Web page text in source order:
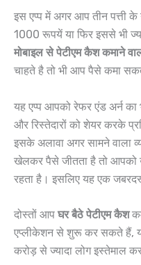
इस एप्प में अगर आप तीन पत्ती
1000 रूपयें या फिर इससे भी
मोबाइल से पेटीएम कैश कमाने
चाहते है तो भी आप पैसे कमा
यह एप्प आपको रेफर एंड अर्न का
और रिस्तेदारों को शेयर करके
इसके अलावा अगर सामने वाला
खेलकर पैसे जीतता है तो आपको
रहता है। इसलिए यह एक
दोस्तों आप घर बैठे पेटीएम कैश
एप्लीकेशन से शुरू कर सकते हैं,
करोड़ से ज्यादा लोग इस्तेमाल